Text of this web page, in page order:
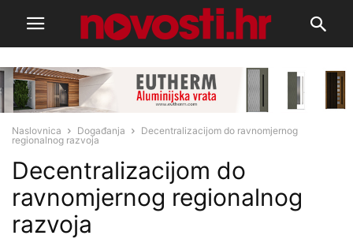
Naslovnica Događanja
Decentralizacijom do ravnomjernog
regionalnog razvoja
Decentralizacijom do
ravnomjernog regionalnog
razvoja